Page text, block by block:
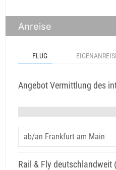
Anreise
FLUG
Angebot Vermittlung des
Rail & Fly deutschlandweit